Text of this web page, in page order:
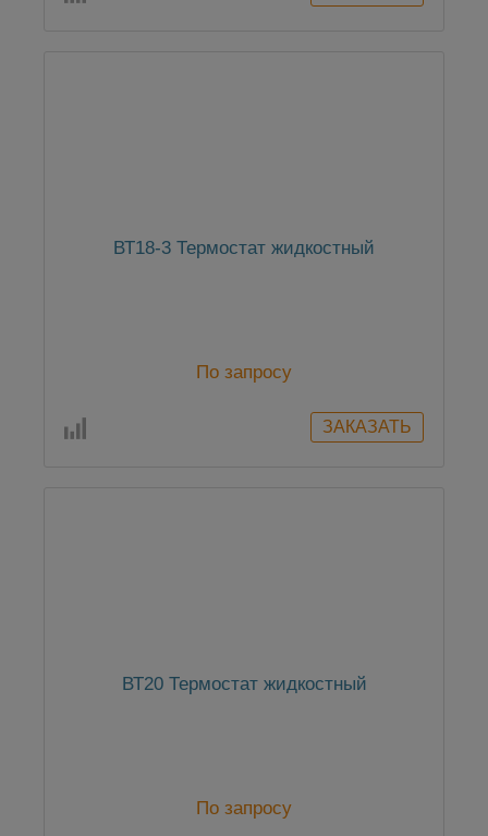
ВТ18-3 Термостат жидкостный
По запросу
ВТ20 Термостат жидкостный
По запросу